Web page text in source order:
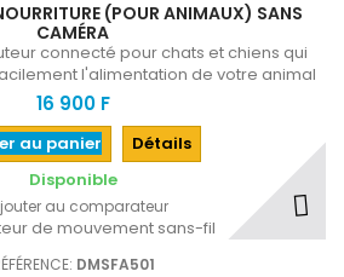
(POUR ANIMAUX) SANS
CAMÉRA
connecté pour chats et chiens qui
l'alimentation de votre animal
de compagnie
16 900 F
au panier
Détails
Disponible
au comparateur
DMSFA501